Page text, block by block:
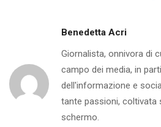
Benedetta Acri
Giornalista, onnivora di
campo dei media, in
dell'informazione e
tante passioni, coltivata
schermo.